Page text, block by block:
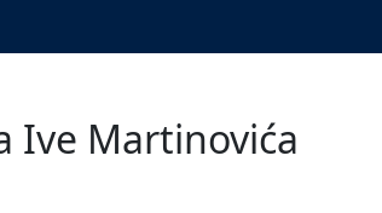
Ive Martinovića